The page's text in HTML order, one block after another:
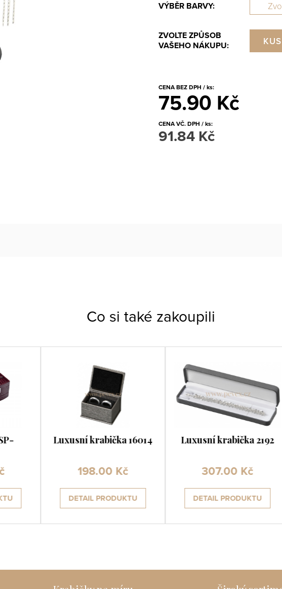
VÝBĚR BARVY:
ZVOLTE ZPŮSOB
VAŠEHO NÁKUPU:
KUS
CENA BEZ DPH / ks:
75.90 Kč
CENA VČ. DPH / ks:
91.84 Kč
Co si také zakoupili
Luxusní krabička 16014
198.00 Kč
DETAIL PRODUKTU
Luxusní krabička 2192
307.00 Kč
DETAIL PRODUKTU